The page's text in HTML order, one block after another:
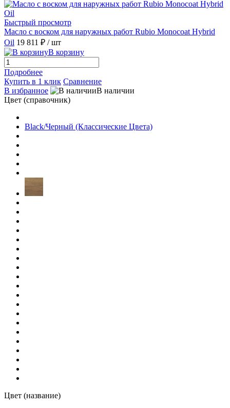
Honey/Медовый (MIX цвета)
Ice Brown
Mahogany
Mist
Быстрый просмотр
Масло с воском для наружных работ Rubio Monocoat Hybrid
Oil 19 811 ₽ / шт
В корзину
Подробнее
Купить в 1 клик Сравнение
В избранное
В наличии
Цвет (справочник)
Black/Черный (Классические Цвета)
Цвет (название)